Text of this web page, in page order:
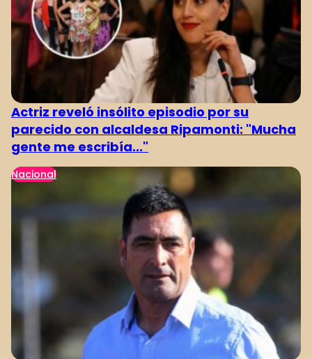
Actriz reveló insólito episodio por su
parecido con alcaldesa Ripamonti: "Mucha
gente me escribía..."
Nacional